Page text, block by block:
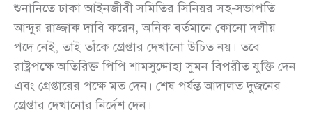
শুনানিতে ঢাকা আইনজীবী সমিতির সিনিয়র সহ-সভাপতি
আব্দুর রাজ্জাক দাবি করেন, অনিক বর্তমানে কোনো দলীয়
পদে নেই, তাই তাঁকে গ্রেপ্তার দেখানো উচিত নয়। তবে
রাষ্ট্রপক্ষে অতিরিক্ত পিপি শামসুদ্দোহা সুমন বিপরীত যুক্তি দেন
এবং গ্রেপ্তারের পক্ষে মত দেন। শেষ পর্যন্ত আদালত দুজনের
গ্রেপ্তার দেখানোর নির্দেশ দেন।